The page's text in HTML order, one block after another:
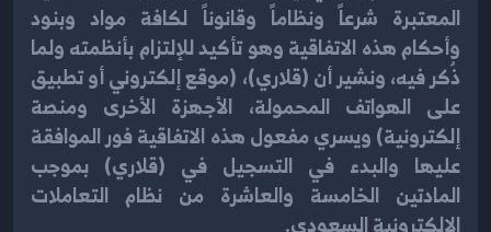
المعتبرة شرعاً ونظاماً وقانوناً لكافة مواد وبنود
وأحكام هذه الاتفاقية وهو تأكيد للإلتزام بأنظمته ولما
ذُكر فيه، ونشير أن (قلاري)، (موقع إلكتروني أو تطبيق
على الهواتف المحمولة، الأجهزة الأخرى ومنصة
إلكترونية) ويسري مفعول هذه الاتفاقية فور الموافقة
عليها والبدء في التسجيل في (قلاري) بموجب
المادتين الخامسة والعاشرة من نظام التعاملات
الالكترونية السعودي.